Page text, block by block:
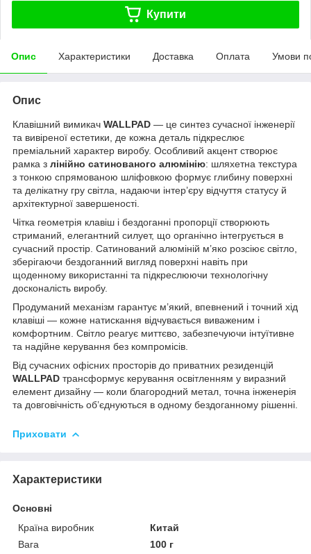
Купити
Опис Характеристики Доставка Оплата Умови
Опис
Клавішний вимикач WALLPAD — це синтез сучасної інженерії
та вивіреної естетики, де кожна деталь підкреслює
преміальний характер виробу. Особливий акцент створює
рамка з лінійно сатинованого алюмінію: шляхетна текстура
з тонкою спрямованою шліфовкою формує глибину поверхні
та делікатну гру світла, надаючи інтер’єру відчуття статусу й
архітектурної завершеності.
Чітка геометрія клавіш і бездоганні пропорції створюють
стриманий, елегантний силует, що органічно інтегрується в
сучасний простір. Сатинований алюміній м’яко розсіює світло,
зберігаючи бездоганний вигляд поверхні навіть при
щоденному використанні та підкреслюючи технологічну
досконалість виробу.
Продуманий механізм гарантує м’який, впевнений і точний хід
клавіші — кожне натискання відчувається виваженим і
комфортним. Світло реагує миттєво, забезпечуючи інтуїтивне
та надійне керування без компромісів.
Від сучасних офісних просторів до приватних резиденцій
WALLPAD трансформує керування освітленням у виразний
елемент дизайну — коли благородний метал, точна інженерія
та довговічність об’єднуються в одному бездоганному рішенні.
Приховати
Характеристики
Основні
Країна виробник
Китай
Вага
100 г